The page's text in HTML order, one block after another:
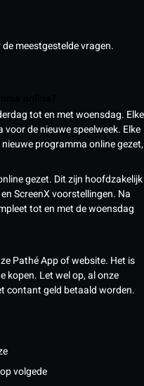
meestgestelde vragen.
tot en met woensdag. Elke
de nieuwe speelweek. Elke
programma online gezet,
gezet. Dit zijn hoofdzakelijk
ScreenX voorstellingen. Na
tot en met de woensdag
Pathé App of website. Het is
kopen. Let wel op, al onze
contant geld betaald worden.
volgede